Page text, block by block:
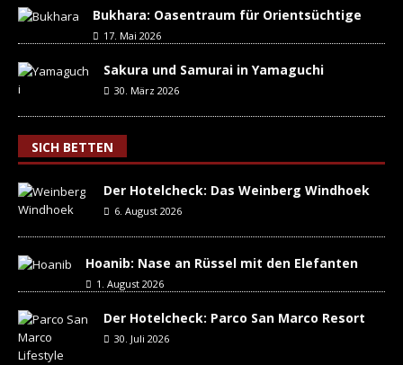
Bukhara: Oasentraum für Orientsüchtige
17. Mai 2026
Sakura und Samurai in Yamaguchi
30. März 2026
SICH BETTEN
Der Hotelcheck: Das Weinberg Windhoek
6. August 2026
Hoanib: Nase an Rüssel mit den Elefanten
1. August 2026
Der Hotelcheck: Parco San Marco Resort
30. Juli 2026